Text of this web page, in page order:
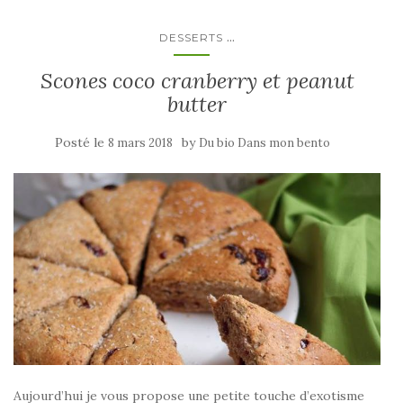
DESSERTS ...
Scones coco cranberry et peanut
butter
Posté le 8 mars 2018 by Du bio Dans mon bento
Aujourd’hui je vous propose une petite touche d’exotisme